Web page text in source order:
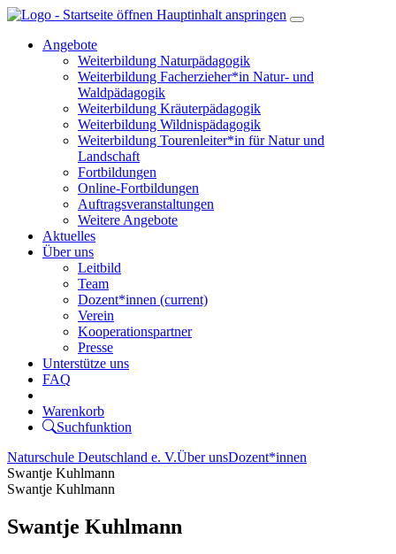
Hauptinhalt anspringen
Angebote
Weiterbildung Naturpädagogik
Weiterbildung Facherzieher*in Natur- und
Waldpädagogik
Weiterbildung Kräuterpädagogik
Weiterbildung Wildnispädagogik
Weiterbildung Tourenleiter*in für Natur und
Landschaft
Fortbildungen
Online-Fortbildungen
Auftragsveranstaltungen
Weitere Angebote
Aktuelles
Über uns
Leitbild
Team
Dozent*innen (current)
Verein
Kooperationspartner
Presse
Unterstütze uns
FAQ
Warenkorb
Suchfunktion
Naturschule Deutschland e. V.Über unsDozent*innen
Swantje Kuhlmann
Swantje Kuhlmann
Swantje Kuhlmann